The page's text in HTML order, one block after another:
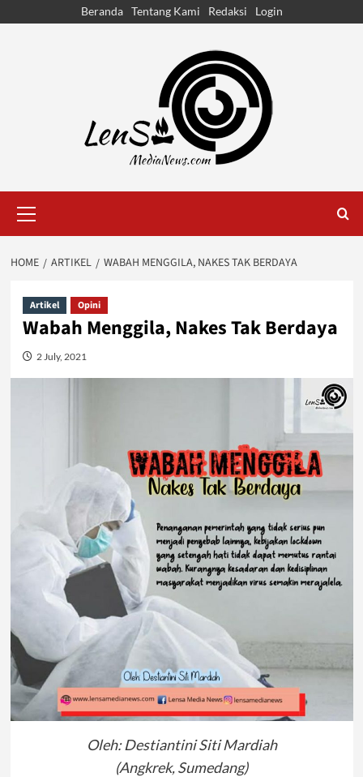
Beranda Tentang Kami Redaksi Login
Menu
HOME ARTIKEL WABAH MENGGILA, NAKES TAK BERDAYA
Artikel Opini
Wabah Menggila, Nakes Tak Berdaya
2 July, 2021
Oleh: Destiantini Siti Mardiah
(Angkrek, Sumedang)